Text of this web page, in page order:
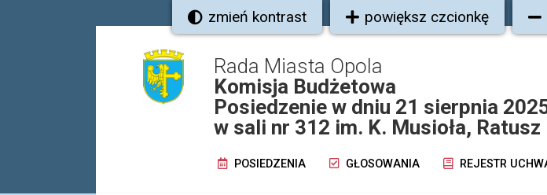
zmień kontrast powiększ czcionkę
Rada Miasta Opola
Komisja Budżetowa
Posiedzenie w dniu 21 sierpnia
w sali nr 312 im. K. Musioła, Ratusz
POSIEDZENIA GŁOSOWANIA REJESTR